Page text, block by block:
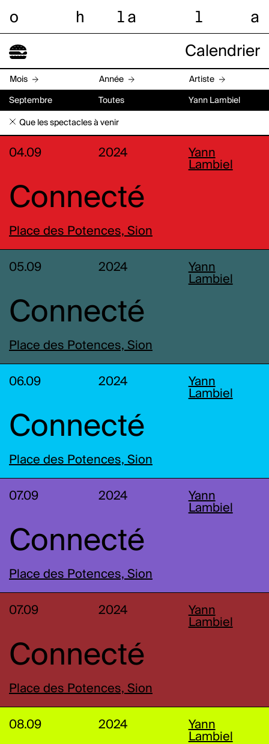
o h l a l a
Calendrier
Mois Année Artiste
Septembre Toutes Yann Lambiel
Que les spectacles à venir
04.09 2024
Yann
Lambiel
Connecté
Place des Potences, Sion
05.09 2024
Yann
Lambiel
Connecté
Place des Potences, Sion
06.09 2024
Yann
Lambiel
Connecté
Place des Potences, Sion
07.09 2024
Yann
Lambiel
Connecté
Place des Potences, Sion
07.09 2024
Yann
Lambiel
Connecté
Place des Potences, Sion
08.09 2024
Yann
Lambiel